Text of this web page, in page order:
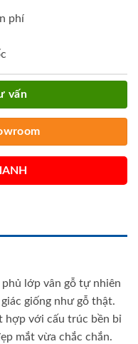
phí
vấn
lớp vân gỗ tự nhiên
giống như gỗ thật.
hợp với cấu trúc bền bỉ
mắt vừa chắc chắn.